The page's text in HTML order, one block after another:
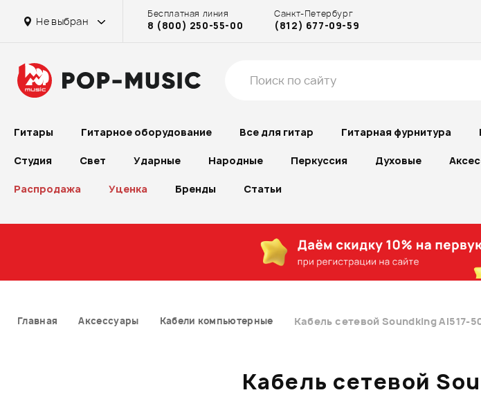
Не выбран
Бесплатная линия
8 (800) 250-55-00
Санкт-Петербург
(812) 677-09-59
Гитары Гитарное оборудование Все для гитар Гитарная фурнитура
Студия Свет Ударные Народные Перкуссия Духовые
Распродажа Уценка Бренды Статьи
Главная Аксессуары Кабели компьютерные Кабель сетевой Soundking AI517-
Кабель сетевой